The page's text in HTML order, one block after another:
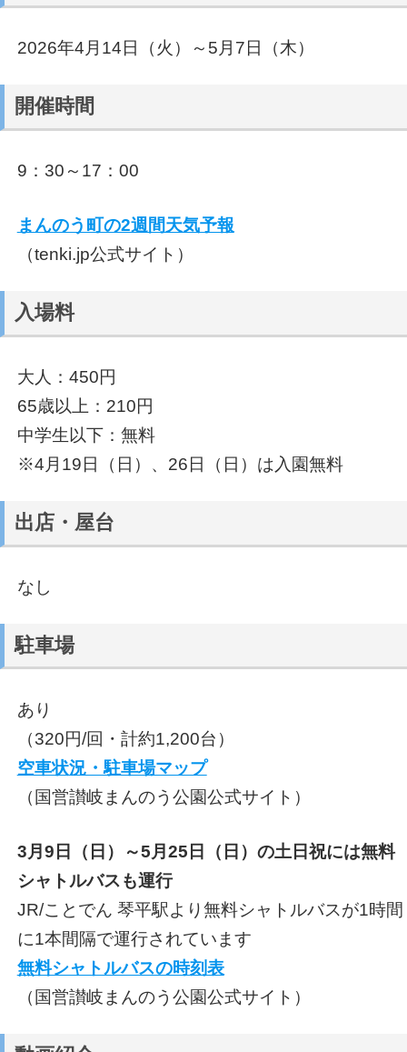
2026年4月14日（火）～5月7日（木）
開催時間
9：30～17：00
まんのう町の2週間天気予報
（tenki.jp公式サイト）
入場料
大人：450円
65歳以上：210円
中学生以下：無料
※4月19日（日）、26日（日）は入園無料
出店・屋台
なし
駐車場
あり
（320円/回・計約1,200台）
空車状況・駐車場マップ
（国営讃岐まんのう公園公式サイト）
3月9日（日）～5月25日（日）の土日祝には無料
シャトルバスも運行
JR/ことでん 琴平駅より無料シャトルバスが1時間
に1本間隔で運行されています
無料シャトルバスの時刻表
（国営讃岐まんのう公園公式サイト）